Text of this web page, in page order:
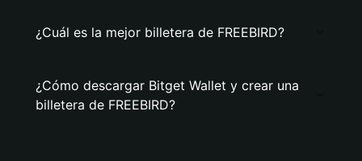
¿Cuál es la mejor billetera de FREEBIRD?
¿Cómo descargar Bitget Wallet y crear una
billetera de FREEBIRD?